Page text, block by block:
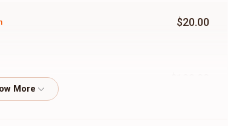
$20.00